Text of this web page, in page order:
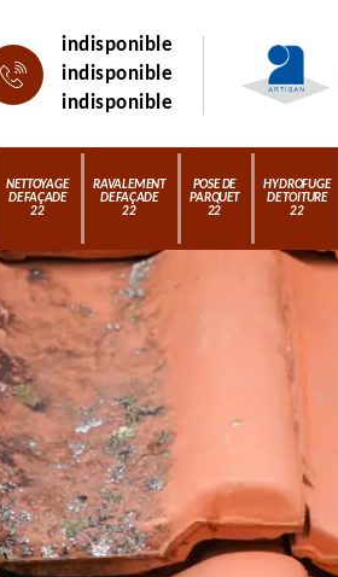
indisponible
indisponible
indisponible
NETTOYAGE
DE FAÇADE
22
RAVALEMENT
DE FAÇADE
22
POSE DE
PARQUET
22
HYDROFUGE
DE TOITURE
22